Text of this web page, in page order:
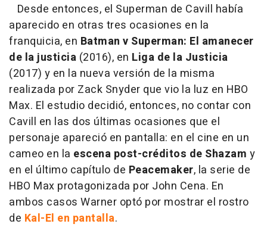
Desde entonces, el Superman de Cavill había
aparecido en otras tres ocasiones en la
franquicia, en Batman v Superman: El amanecer
de la justicia (2016), en Liga de la Justicia
(2017) y en la nueva versión de la misma
realizada por Zack Snyder que vio la luz en HBO
Max. El estudio decidió, entonces, no contar con
Cavill en las dos últimas ocasiones que el
personaje apareció en pantalla: en el cine en un
cameo en la escena post-créditos de Shazam y
en el último capítulo de Peacemaker, la serie de
HBO Max protagonizada por John Cena. En
ambos casos Warner optó por mostrar el rostro
de Kal-El en pantalla.